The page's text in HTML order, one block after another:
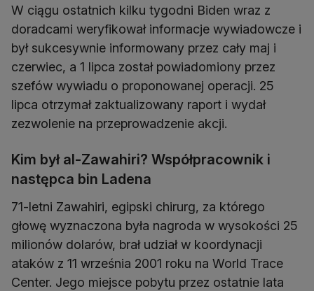
W ciągu ostatnich kilku tygodni Biden wraz z
doradcami weryfikował informacje wywiadowcze i
był sukcesywnie informowany przez cały maj i
czerwiec, a 1 lipca został powiadomiony przez
szefów wywiadu o proponowanej operacji. 25
lipca otrzymał zaktualizowany raport i wydał
zezwolenie na przeprowadzenie akcji.
Kim był al-Zawahiri? Współpracownik i
następca bin Ladena
71-letni Zawahiri, egipski chirurg, za którego
głowę wyznaczona była nagroda w wysokości 25
milionów dolarów, brał udział w koordynacji
ataków z 11 września 2001 roku na World Trace
Center. Jego miejsce pobytu przez ostatnie lata